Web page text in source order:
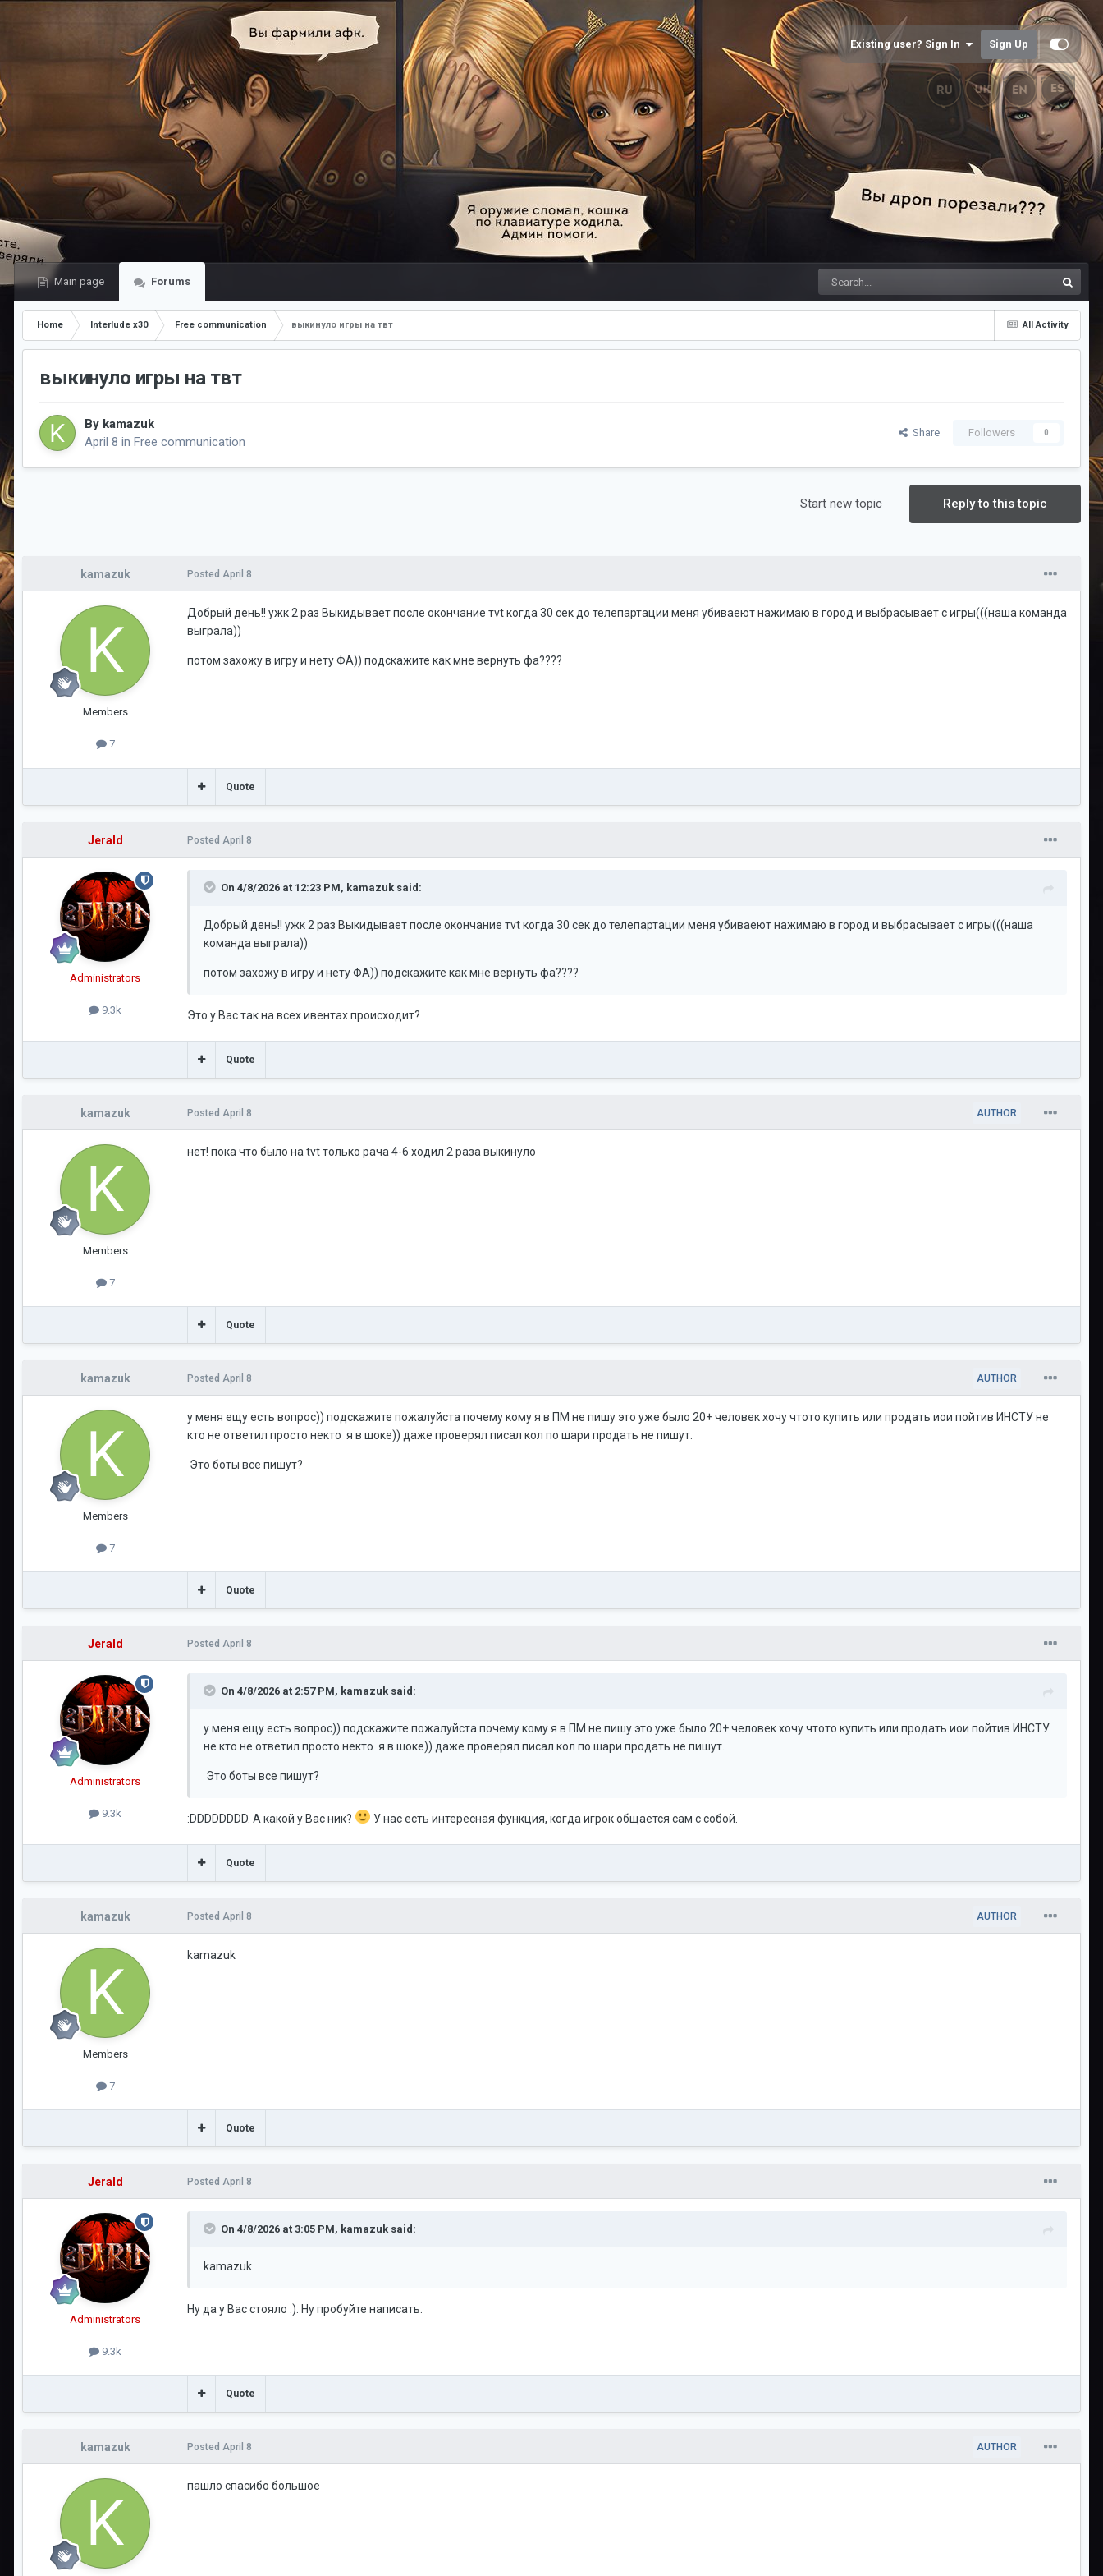
Existing user? Sign In Sign Up
Main page Forums
All Activity
Home Interlude x30 Free communication выкинуло игры на твт
выкинуло игры на твт
By kamazuk
April 8 in Free communication
Share Followers 0
Reply to this topic
Start new topic
kamazuk
Members
7
Posted April 8
Добрый день!! ужк 2 раз Выкидывает после окончание тvt когда 30 сек до телепартации меня убиваеют нажимаю в город и выбрасывает с игры(((наша команда
выграла))
потом захожу в игру и нету ФА)) подскажите как мне вернуть фа????
Quote
Jerald
Administrators
9.3k
Posted April 8
On 4/8/2026 at 12:23 PM, kamazuk said:
Добрый день!! ужк 2 раз Выкидывает после окончание тvt когда 30 сек до телепартации меня убиваеют нажимаю в город и выбрасывает с игры(((наша
команда выграла))
потом захожу в игру и нету ФА)) подскажите как мне вернуть фа????
Это у Вас так на всех ивентах происходит?
Quote
kamazuk
Members
7
AUTHOR
Posted April 8
нет! пока что было на tvt только рача 4-6 ходил 2 раза выкинуло
Quote
kamazuk
Members
7
AUTHOR
Posted April 8
у меня ещу есть вопрос)) подскажите пожалуйста почему кому я в ПМ не пишу это уже было 20+ человек хочу чтото купить или продать иои пойтив ИНСТУ не
кто не ответил просто некто я в шоке)) даже проверял писал кол по шари продать не пишут.
Это боты все пишут?
Quote
Jerald
Administrators
9.3k
Posted April 8
On 4/8/2026 at 2:57 PM, kamazuk said:
у меня ещу есть вопрос)) подскажите пожалуйста почему кому я в ПМ не пишу это уже было 20+ человек хочу чтото купить или продать иои пойтив ИНСТУ
не кто не ответил просто некто я в шоке)) даже проверял писал кол по шари продать не пишут.
Это боты все пишут?
:DDDDDDDD. А какой у Вас ник? У нас есть интересная функция, когда игрок общается сам с собой.
Quote
kamazuk
Members
7
AUTHOR
Posted April 8
kamazuk
Quote
Jerald
Administrators
9.3k
Posted April 8
On 4/8/2026 at 3:05 PM, kamazuk said:
kamazuk
Ну да у Вас стояло :). Ну пробуйте написать.
Quote
kamazuk AUTHOR
Posted April 8
пашло спасибо большое